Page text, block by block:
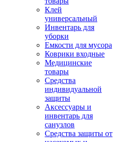
Клей
универсальный
Инвентарь для
уборки
Емкости для мусора
Коврики входные
Медицинские
товары
Средства
индивидуальной
защиты
Аксессуары и
инвентарь для
санузлов
Средства защиты от